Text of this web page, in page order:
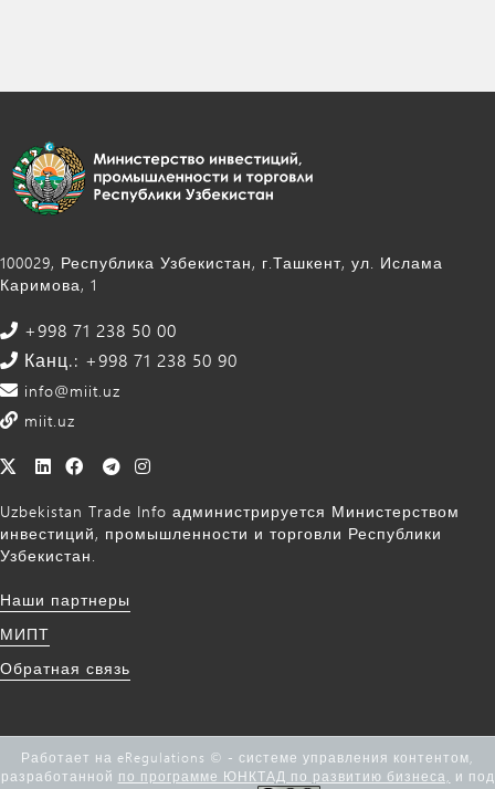
100029, Республика Узбекистан, г.Ташкент, ул. Ислама
Каримова, 1
+998 71 238 50 00
Канц.: +998 71 238 50 90
info@miit.uz
miit.uz
Uzbekistan Trade Info администрируется Министерством
инвестиций, промышленности и торговли Республики
Узбекистан.
Наши партнеры
МИПТ
Обратная связь
Работает на eRegulations © - системе управления контентом,
разработанной по программе ЮНКТАД по развитию бизнеса,
и под